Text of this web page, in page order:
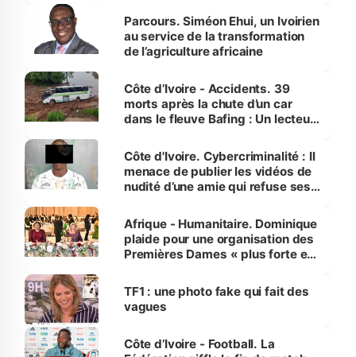
Parcours. Siméon Ehui, un Ivoirien
au service de la transformation
de l’agriculture africaine
Côte d’Ivoire - Accidents. 39
morts après la chute d’un car
dans le fleuve Bafing : Un lecteur
des Transports
Côte d'Ivoire. Cybercriminalité : Il
menace de publier les vidéos de
nudité d’une amie qui refuse ses
Afrique - Humanitaire. Dominique
plaide pour une organisation des
Premières Dames « plus forte et
sur la scène internationale »
TF1 : une photo fake qui fait des
vagues
Côte d’Ivoire - Football. La